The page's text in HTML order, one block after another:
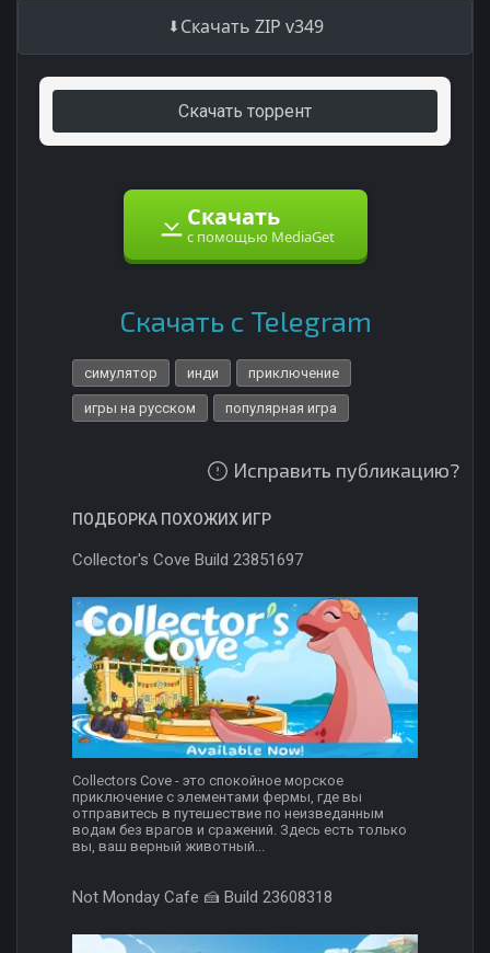
Скачать ZIP v349
Скачать торрент
Скачать
с помощью MediaGet
Скачать с Telegram
симулятор инди приключение
игры на русском популярная игра
Исправить публикацию?
ПОДБОРКА ПОХОЖИХ ИГР
Collector's Cove Build 23851697
Collectors Cove - это спокойное морское
приключение с элементами фермы, где вы
отправитесь в путешествие по неизведанным
водам без врагов и сражений. Здесь есть только
вы, ваш верный животный...
Not Monday Cafe 🍰 Build 23608318